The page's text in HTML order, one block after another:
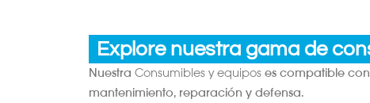
Explore nuestra gama de
Nuestra Consumibles y equipos es compatible
mantenimiento, reparación y defensa.